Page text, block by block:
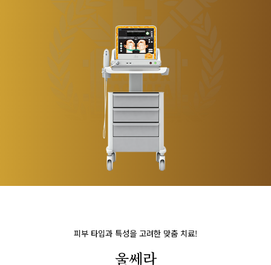
피부 타입과 특성을 고려한 맞춤 치료!
울쎄라